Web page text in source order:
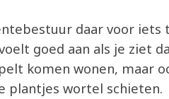
daar voor iets
goed aan als je ziet
komen wonen, maar
plantjes wortel schieten.